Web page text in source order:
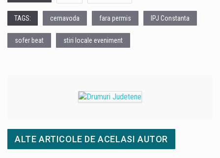
TAGS: cernavoda fara permis IPJ Constanta
sofer beat stiri locale eveniment
ALTE ARTICOLE DE ACELASI AUTOR